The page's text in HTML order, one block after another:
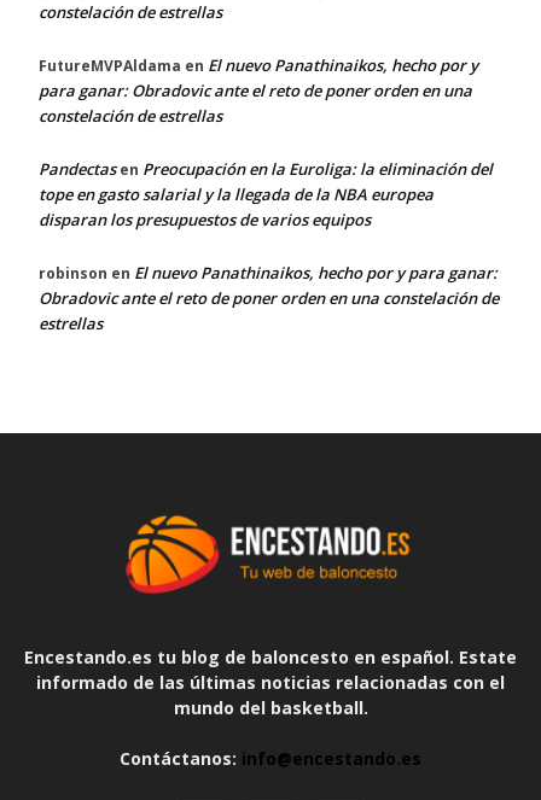
constelación de estrellas
FutureMVPAldama en El nuevo Panathinaikos, hecho por y
para ganar: Obradovic ante el reto de poner orden en una
constelación de estrellas
Pandectasen Preocupación en la Euroliga: la eliminación del
tope en gasto salarial y la llegada de la NBA europea
disparan los presupuestos de varios equipos
robinson en El nuevo Panathinaikos, hecho por y para ganar:
Obradovic ante el reto de poner orden en una constelación de
estrellas
Encestando.es tu blog de baloncesto en español. Estate
informado de las últimas noticias relacionadas con el
mundo del basketball.
Contáctanos: info@encestando.es